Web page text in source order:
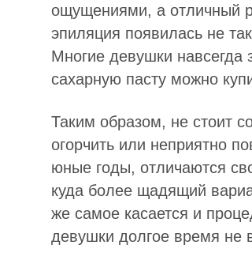
ощущениями, а отличный
эпиляция появилась не
Многие девушки навсегда
сахарную пасту можно
Таким образом, не стоит
огорчить или неприятно
юные годы, отличаются
куда более щадящий
же самое касается и
девушки долгое время не